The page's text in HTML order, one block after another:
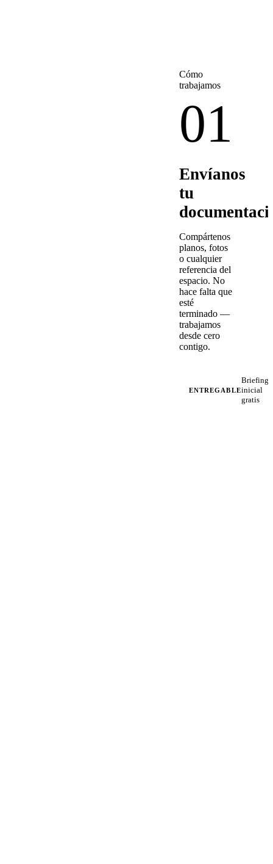
Cómo
trabajamos
01
Envíanos
tu
Compártenos
planos, fotos
o cualquier
referencia del
espacio. No
hace falta que
esté
terminado —
trabajamos
desde cero
contigo.
ENTREGABLE
Briefing
inicial
gratis